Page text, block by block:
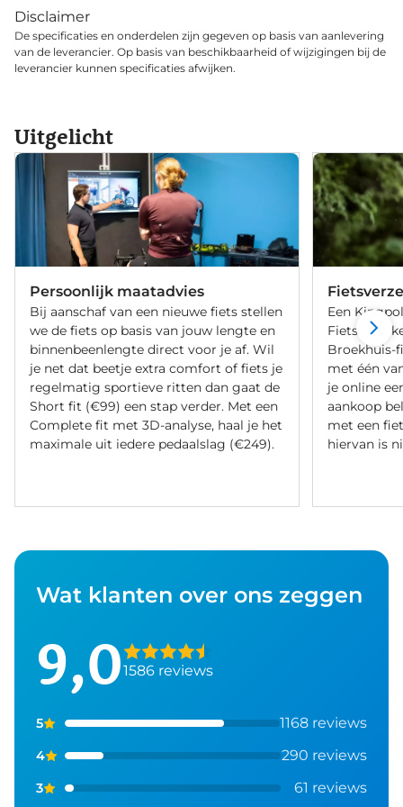
Disclaimer
De specificaties en onderdelen zijn gegeven op basis van aanlevering
van de leverancier. Op basis van beschikbaarheid of wijzigingen bij de
leverancier kunnen specificaties afwijken.
Uitgelicht
Persoonlijk maatadvies
Bij aanschaf van een nieuwe fiets stellen
we de fiets op basis van jouw lengte en
binnenbeenlengte direct voor je af. Wil
je net dat beetje extra comfort of fiets je
regelmatig sportieve ritten dan gaat de
Short fit (€99) een stap verder. Met een
Complete fit met 3D-analyse, haal je het
maximale uit iedere pedaalslag (€249).
Een
Broekhuis-
met één
je online
aankoop
met een
hiervan is
Wat klanten over ons zeggen
9,01586 reviews
5 1168 reviews
4 290 reviews
3 61 reviews